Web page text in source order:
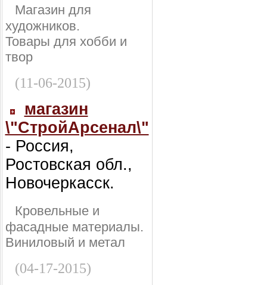
Магазин для
художников.
Товары для хобби и
твор
(11-06-2015)
магазин
\"СтройАрсенал\"
- Россия,
Ростовская обл.,
Новочеркасск.
Кровельные и
фасадные материалы.
Виниловый и метал
(04-17-2015)